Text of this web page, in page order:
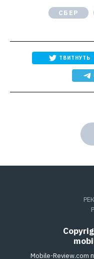
СБЕР
ТВИТНУТЬ
Mobile-Review.com